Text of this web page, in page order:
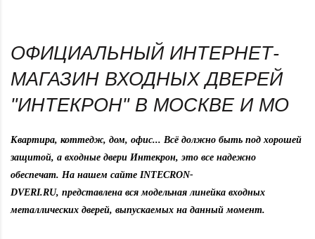
ОФИЦИАЛЬНЫЙ ИНТЕРНЕТ-
МАГАЗИН ВХОДНЫХ ДВЕРЕЙ
"ИНТЕКРОН" В МОСКВЕ И МО
Квартира, коттедж, дом, офис... Всё должно быть под хорошей
защитой, а входные двери Интекрон, это все надежно
обеспечат. На нашем сайте INTECRON-
DVERI.RU, представлена вся модельная линейка входных
металлических дверей, выпускаемых на данный момент.